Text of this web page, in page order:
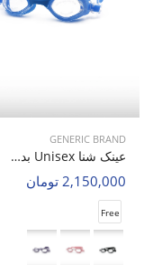
GENERIC BRAND
عینک شنا Unisex بدون برند Blue Sight U
2,150,000 تومان
Free